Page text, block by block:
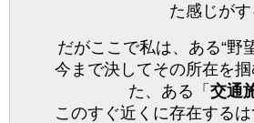
た感じがす
だがここで私は、ある“野
今まで決してその所在を
た、ある「 交通
このすぐ近くに存在する